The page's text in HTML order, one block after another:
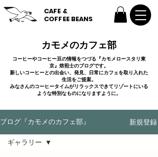
CAFE &
COFFEE BEANS
カモメのカフェ部
コーヒーやコーヒー豆の情報をつづる『カモメロースタリ東
京』焙煎士のブログです。
新しいコーヒーとの出会い、発見、日常にカフェを取り入れた
生活をご提案。
みなさんのコーヒータイムがリラックスできてリゾートにいる
ような特別なものになりますように。
ブログ『カモメのカフェ部』 新規登録
ギャラリー